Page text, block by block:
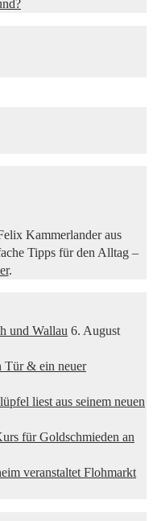
Kammerlander aus
Tipps für den Alltag –
.
und Wallau 6. August
Tür & ein neuer
liest aus seinem neuen
für Goldschmieden an
veranstaltet Flohmarkt